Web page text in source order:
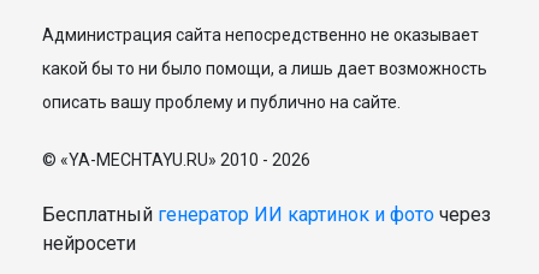
Администрация сайта непосредственно не оказывает
какой бы то ни было помощи, а лишь дает возможность
описать вашу проблему и публично на сайте.
© «YA-MECHTAYU.RU» 2010 - 2026
Бесплатный генератор ИИ картинок и фото через
нейросети